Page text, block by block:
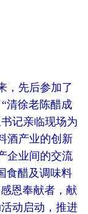
先后参加了
清徐老陈醋成
记亲临现场为
酒产业的创新
企业间的交流
食醋及调味料
恩奉献者，献
动启动，推进